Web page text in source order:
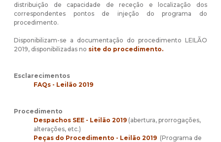
distribuição de capacidade de receção e localização dos
correspondentes pontos de injeção do programa do
procedimento.
Disponibilizam-se a documentação do procedimento LEILÃO
2019, disponibilizadas no site do procedimento.
Esclarecimentos
FAQs - Leilão 2019
Procedimento
Despachos SEE - Leilão 2019 (abertura, prorrogações,
alterações, etc.)
Peças do Procedimento - Leilão 2019 (Programa de